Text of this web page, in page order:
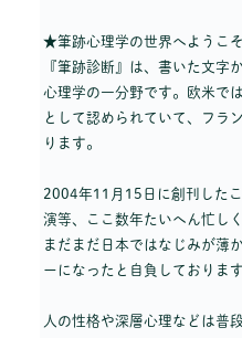
★筆跡心理学の世界へようこ
『筆跡診断』は、書いた文字
心理学の一分野です。欧米で
として認められていて、フラ
ります。
2004年11月15日に創刊した
演等、ここ数年たいへん忙し
まだまだ日本ではなじみが薄
ーになったと自負しておりま
人の性格や深層心理などは普